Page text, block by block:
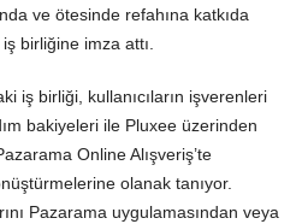
ve ötesinde refahına katkıda
birliğine imza attı.
iş birliği, kullanıcıların işverenleri
bakiyeleri ile Pluxee üzerinden
Online Alışveriş’te
olanak tanıyor.
Pazarama uygulamasından veya